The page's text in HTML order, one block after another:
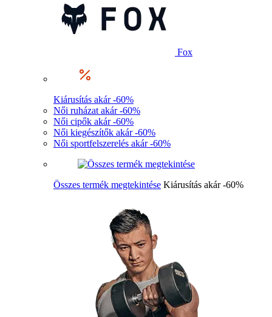
Fox
Kiárusítás akár -60%
Női ruházat akár -60%
Női cipők akár -60%
Női kiegészítők akár -60%
Női sportfelszerelés akár -60%
Összes termék megtekintése Kiárusítás akár -60%